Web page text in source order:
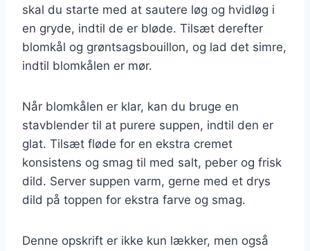
skal du starte med at sautere løg og hvidløg i
en gryde, indtil de er bløde. Tilsæt derefter
blomkål og grøntsagsbouillon, og lad det simre,
indtil blomkålen er mør.
Når blomkålen er klar, kan du bruge en
stavblender til at purere suppen, indtil den er
glat. Tilsæt fløde for en ekstra cremet
konsistens og smag til med salt, peber og frisk
dild. Server suppen varm, gerne med et drys
dild på toppen for ekstra farve og smag.
Denne opskrift er ikke kun lækker, men også